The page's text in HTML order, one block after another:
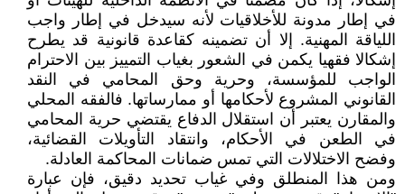
في إطار مدونة للأخلاقيات لأنه سيدخل في إطار واجب
اللياقة المهنية. إلا أن تضمينه كقاعدة قانونية قد يطرح
إشكالا فقهيا يكمن في الشعور بغياب التمييز بين الاحترام
الواجب للمؤسسة، وحرية وحق المحامي في النقد
القانوني المشروع لأحكامها أو ممارساتها. فالفقه المحلي
والمقارن يعتبر أن استقلال الدفاع يقتضي حرية المحامي
في الطعن في الأحكام، وانتقاد التأويلات القضائية،
وفضح الاختلالات التي تمس ضمانات المحاكمة العادلة.
ومن هذا المنطلق وفي غياب تحديد دقيق، فإن عبارة